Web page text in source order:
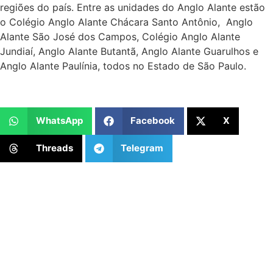
regiões do país. Entre as unidades do Anglo Alante estão
o Colégio Anglo Alante Chácara Santo Antônio, Anglo
Alante São José dos Campos, Colégio Anglo Alante
Jundiaí, Anglo Alante Butantã, Anglo Alante Guarulhos e
Anglo Alante Paulínia, todos no Estado de São Paulo.
WhatsApp Facebook X
Threads Telegram